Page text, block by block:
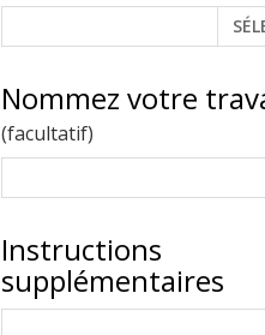
Nommez votre
(facultatif)
Instructions
supplémentaires